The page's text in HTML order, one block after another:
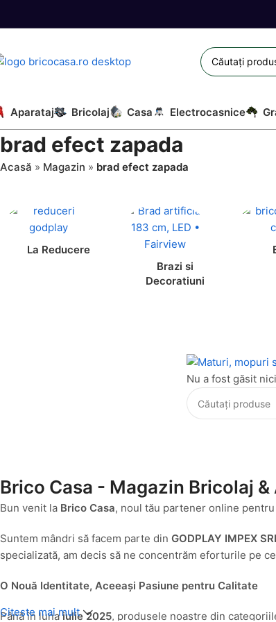
Aparataj Bricolaj Casa Electrocasnice
brad efect zapada
Acasă » Magazin » brad efect zapada
La Reducere
Brazi si
Decoratiuni
Nu a fost găsit
Brico Casa - Magazin Bricolaj
Bun venit la Brico Casa, noul tău partener online
Suntem mândri să facem parte din GODPLAY IMPEX
specializată, am decis să ne concentrăm eforturile pe
O Nouă Identitate, Aceeași Pasiune pentru Calitate
Până în lunaiulie 2025, produsele noastre din
Citeste mai mult